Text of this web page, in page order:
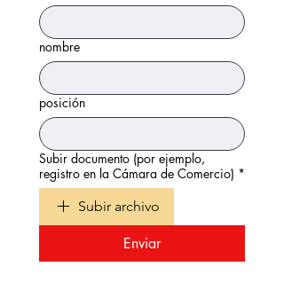
nombre
posición
Subir documento (por ejemplo,
registro en la Cámara de Comercio) *
Subir archivo
Enviar